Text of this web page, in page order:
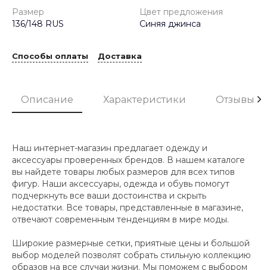
Размер
136/148 RUS
Цвет предложения
Синяя джинса
Способы оплаты Доставка
Описание Характеристики Отзывы
Наш интернет-магазин предлагает одежду и
аксессуары проверенных брендов. В нашем каталоге
вы найдете товары любых размеров для всех типов
фигур. Наши аксессуары, одежда и обувь помогут
подчеркнуть все ваши достоинства и скрыть
недостатки. Все товары, представленные в магазине,
отвечают современным тенденциям в мире моды.
Широкие размерные сетки, приятные цены и большой
выбор моделей позволят собрать стильную коллекцию
образов на все случаи жизни. Мы поможем с выбором